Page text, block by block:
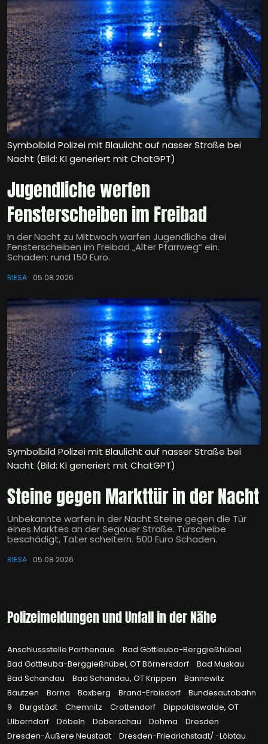
Symbolbild Polizei mit Blaulicht auf nasser Straße bei
Nacht (Bild: KI generiert mit ChatGPT)
Jugendliche werfen
Fensterscheiben im Freibad
In der Nacht zu Mittwoch warfen Jugendliche drei
Fensterscheiben im Freibad „Alter Pfarrweg“ ein.
Schaden: rund 150 Euro.
RIESA 05.08.2026
Symbolbild Polizei mit Blaulicht auf nasser Straße bei
Nacht (Bild: KI generiert mit ChatGPT)
Steine gegen Markttür in der Nacht
Unbekannte warfen in der Nacht Steine gegen die Tür
eines Marktes an der Segouer Straße. Türscheibe
beschädigt, Täter scheitern. 500 Euro Schaden.
RIESA 05.08.2026
Polizeimeldungen und Unfall in der Nähe
Anschlussstelle Parthenaue
Bad Gottleuba-Berggießhübel
Bad Gottleuba-Berggießhübel, OT Börnersdorf
Bad Muskau
Bad Schandau
Bad Schandau, OT Krippen
Bannewitz
Bautzen
Borna Boxberg Brand-Erbisdorf
Bundesautobahn
9
Burgstädt Chemnitz Crottendorf
Dippoldiswalde, OT
Ulberndorf
Döbeln Doberschau Dohma
Dresden
Dresden-Äußere Neustadt
Dresden-Friedrichstadt/ -Löbtau